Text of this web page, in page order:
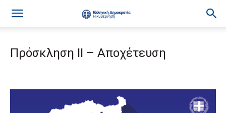
Πρόσκληση ΙΙ – Αποχέτευση